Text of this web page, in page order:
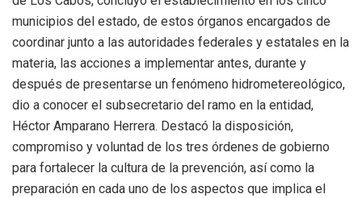
municipios del estado, de estos órganos encargados de
coordinar junto a las autoridades federales y estatales en la
materia, las acciones a implementar antes, durante y
después de presentarse un fenómeno hidrometereológico,
dio a conocer el subsecretario del ramo en la entidad,
Héctor Amparano Herrera. Destacó la disposición,
compromiso y voluntad de los tres órdenes de gobierno
para fortalecer la cultura de la prevención, así como la
preparación en cada uno de los aspectos que implica el